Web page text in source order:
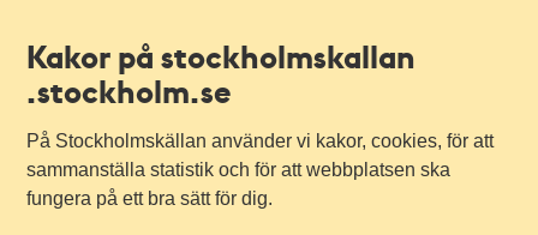
Kakor på stockholmskallan
.stockholm.se
På Stockholmskällan använder vi kakor, cookies, för att
sammanställa statistik och för att webbplatsen ska
fungera på ett bra sätt för dig.